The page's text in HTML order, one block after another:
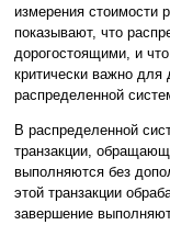
измерения стоимости
показывают, что
дорогостоящими, и
критически важно для
распределенной
В распределенной
транзакции,
выполняются без
этой транзакции
завершение